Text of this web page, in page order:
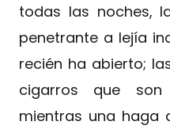
todas las noches,
penetrante a lejía
recién ha abierto;
cigarros que
mientras una haga